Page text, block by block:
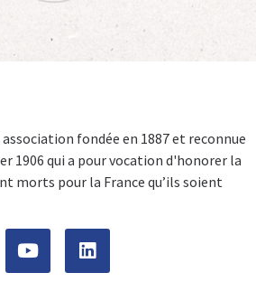
fondée en 1887 et reconnue
1906 qui a pour vocation d'honorer la
morts pour la France qu’ils soient